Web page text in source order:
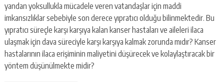
yandan yoksullukla mücadele veren vatandaşlar için maddi
imkansızlıklar sebebiyle son derece yıpratıcı olduğu bilinmektedir. Bu
yıpratıcı süreçle karşı karşıya kalan kanser hastaları ve aileleri ilaca
ulaşmak için dava süreciyle karşı karşıya kalmak zorunda mıdır? Kanser
hastalarının ilaca erişiminin maliyetini düşürecek ve kolaylaştıracak bir
yöntem düşünülmekte midir?